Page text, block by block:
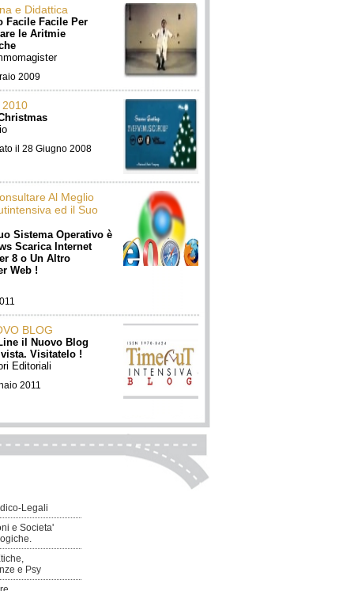
e Didattica
Facile Facile Per
le Aritmie
2009
2010
il 28 Giugno 2008
Al Meglio
ed il Suo
Sistema Operativo è
Scarica Internet
8 o Un Altro
Web !
BLOG
il Nuovo Blog
Visitatelo !
Editoriali
2011
Legali
e Societa'
e Psy